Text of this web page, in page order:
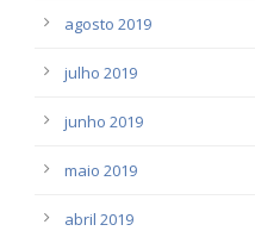
agosto 2019
julho 2019
junho 2019
maio 2019
abril 2019